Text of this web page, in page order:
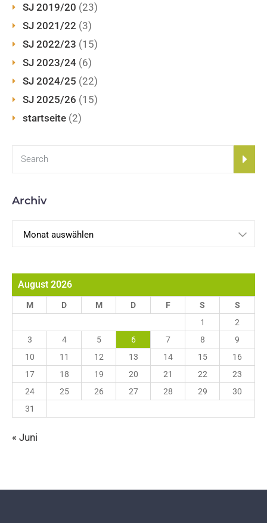
SJ 2019/20 (23)
SJ 2021/22 (3)
SJ 2022/23 (15)
SJ 2023/24 (6)
SJ 2024/25 (22)
SJ 2025/26 (15)
startseite (2)
Archiv
August 2026
M D M D F S
S
1
2
3
4 5 6 7 8
9
10
11 12 13 14 15
16
17
18 19 20 21 22
23
24
25 26 27 28 29
30
31
« Juni